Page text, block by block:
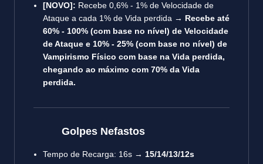
[NOVO]: Recebe 0,6% - 1% de Velocidade de
Ataque a cada 1% de Vida perdida → Recebe até
60% - 100% (com base no nível) de Velocidade
de Ataque e 10% - 25% (com base no nível) de
Vampirismo Físico com base na Vida perdida,
chegando ao máximo com 70% da Vida
perdida.
Golpes Nefastos
Tempo de Recarga: 16s → 15/14/13/12s